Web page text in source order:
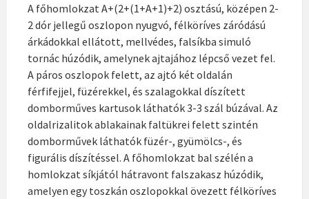
A főhomlokzat A+(2+(1+A+1)+2) osztású, középen 2-
2 dór jellegű oszlopon nyugvó, félköríves záródású
árkádokkal ellátott, mellvédes, falsíkba simuló
tornác húzódik, amelynek ajtajához lépcső vezet fel.
A páros oszlopok felett, az ajtó két oldalán
férfifejjel, füzérekkel, és szalagokkal díszített
domborműves kartusok láthatók 3-3 szál búzával. Az
oldalrizalitok ablakainak faltükrei felett szintén
domborművek láthatók füzér-, gyümölcs-, és
figurális díszítéssel. A főhomlokzat bal szélén a
homlokzat síkjától hátravont falszakasz húzódik,
amelyen egy toszkán oszlopokkal övezett félköríves